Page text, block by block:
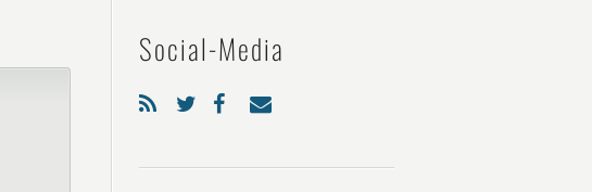
Social-Media